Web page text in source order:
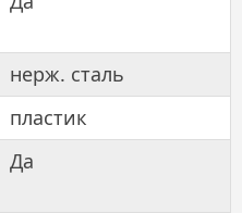
нерж. сталь
пластик
Да